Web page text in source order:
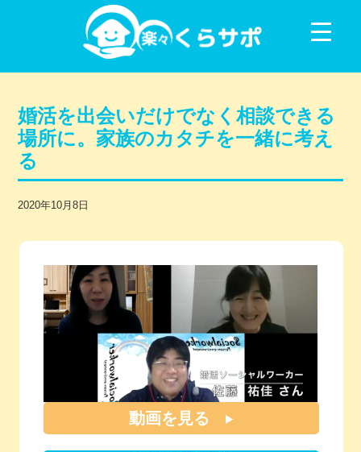
コンテンツに移動
婚活を出会いだけでなく相談できる
場所に。家族のカタチを一緒に考え
る
2020年10月8日
動画を見る